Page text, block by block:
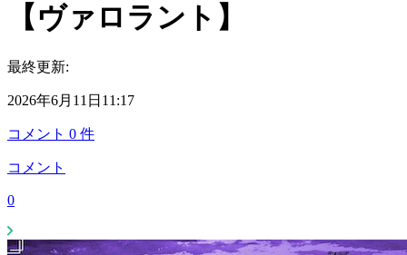
【ヴァロラント】
最終更新:
2026年6月11日11:17
コメント 0 件
コメント
0